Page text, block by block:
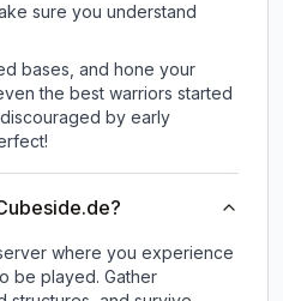
sure you understand
bases, and hone your
the best warriors started
by early
where you experience
be played. Gather